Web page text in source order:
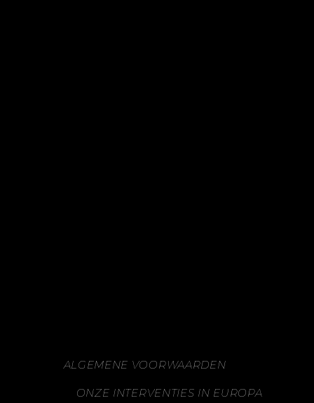
ALGEMENE VOORWAARDEN
ONZE INTERVENTIES IN EUROPA